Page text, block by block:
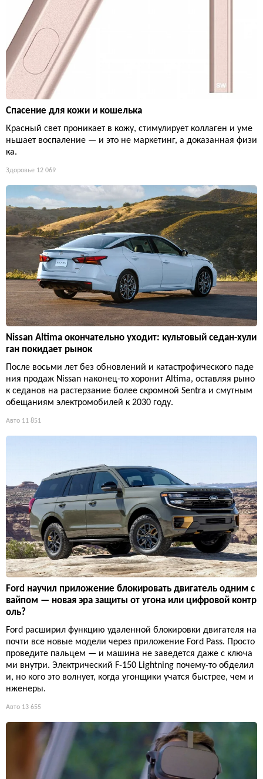
Спасение для кожи и кошелька
Красный свет проникает в кожу, стимулирует коллаген и уме
ньшает воспаление — и это не маркетинг, а доказанная физи
ка.
Здоровье 12 069
Nissan Altima окончательно уходит: культовый седан-хули
ган покидает рынок
После восьми лет без обновлений и катастрофического паде
ния продаж Nissan наконец-то хоронит Altima, оставляя рыно
к седанов на растерзание более скромной Sentra и смутным
обещаниям электромобилей к 2030 году.
Авто 11 851
Ford научил приложение блокировать двигатель одним с
вайпом — новая эра защиты от угона или цифровой контр
оль?
Ford расширил функцию удаленной блокировки двигателя на
почти все новые модели через приложение Ford Pass. Просто
проведите пальцем — и машина не заведется даже с ключа
ми внутри. Электрический F-150 Lightning почему-то обделил
и, но кого это волнует, когда угонщики учатся быстрее, чем и
нженеры.
Авто 13 655